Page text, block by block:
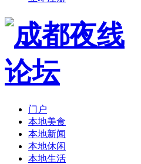
门户
本地美食
本地新闻
本地休闲
本地生活